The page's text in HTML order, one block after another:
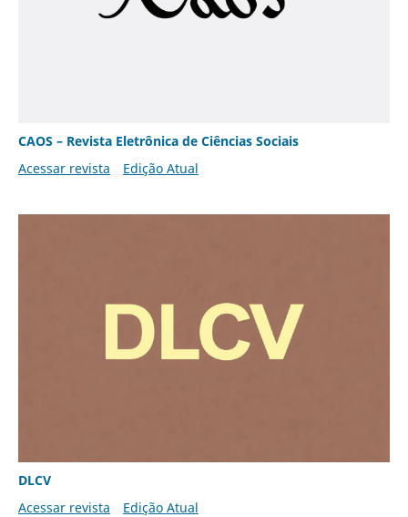
CAOS – Revista Eletrônica de Ciências Sociais
Acessar revista
Edição Atual
DLCV
Acessar revista
Edição Atual